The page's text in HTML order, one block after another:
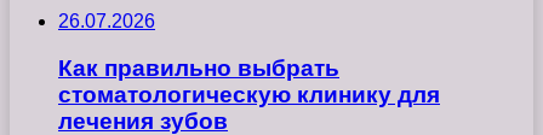
26.07.2026
Как правильно выбрать
стоматологическую клинику для
лечения зубов